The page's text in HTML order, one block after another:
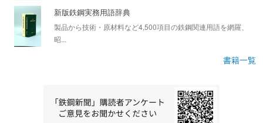
新版鉄鋼実務用語辞典
製品から技術・原材料など4,500項目の鉄鋼関連用語を網羅、
昭...
書籍一覧